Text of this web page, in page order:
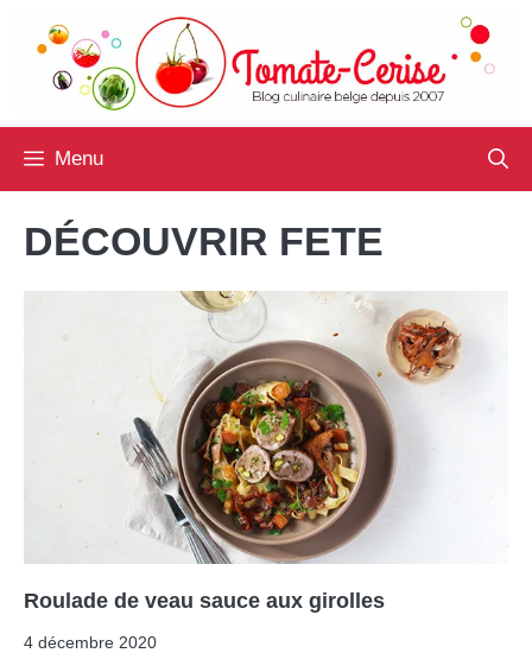
contenu
Menu
DÉCOUVRIR FETE
Roulade de veau sauce aux girolles
4 décembre 2020